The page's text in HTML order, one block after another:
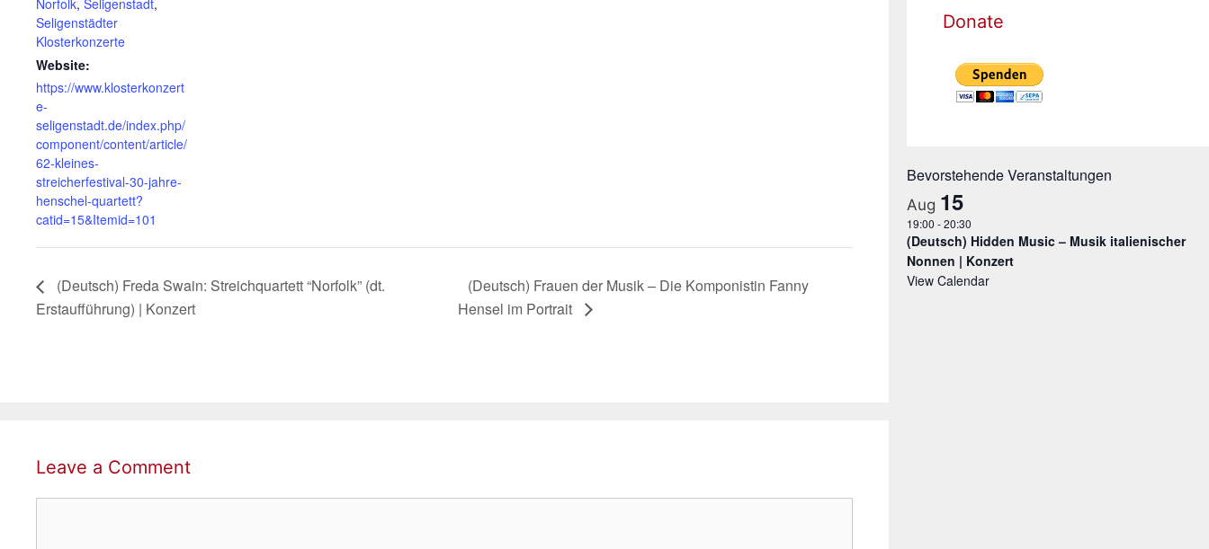
Seligenstädter
Klosterkonzerte
Website:
https://www.klosterkonzert
e-
seligenstadt.de/index.php/
component/content/article/
62-kleines-
streicherfestival-30-jahre-
henschel-quartett?
catid=15&Itemid=101
(Deutsch) Freda Swain: Streichquartett “Norfolk” (dt.
Erstaufführung) | Konzert
(Deutsch) Frauen der Musik – Die Komponistin Fanny
Hensel im Portrait
Leave a Comment
Donate
Bevorstehende Veranstaltungen
Aug 15
19:00 -20:30
(Deutsch) Hidden Music – Musik italienischer
Nonnen | Konzert
View Calendar